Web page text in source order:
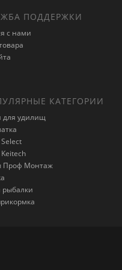
ПОДДЕРЖКИ
с нами
КАТЕГОРИИ
для удилищ
Проф Монтаж
рыбалки